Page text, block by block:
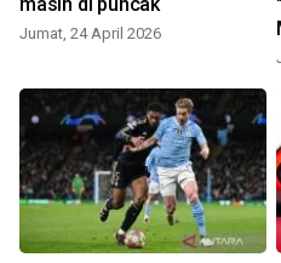
masih di puncak
Jumat, 24 April 2026